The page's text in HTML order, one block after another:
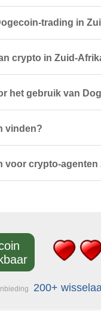
trading in
crypto in Zuid-
het gebruik van
vinden?
voor crypto-agenten
200+